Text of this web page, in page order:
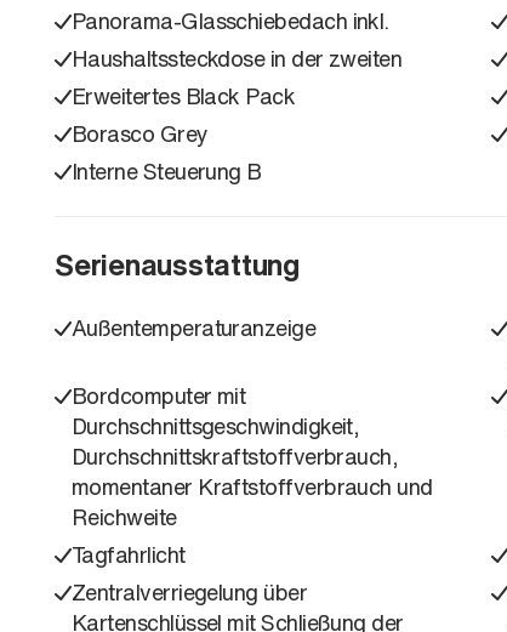
Panorama-Glasschiebedach inkl.
Haushaltssteckdose in der zweiten
Erweitertes Black Pack
Borasco Grey
Interne Steuerung B
Serienausstattung
Außentemperaturanzeige
Bordcomputer mit
Durchschnittsgeschwindigkeit,
Durchschnittskraftstoffverbrauch,
momentaner Kraftstoffverbrauch und
Reichweite
Tagfahrlicht
Zentralverriegelung über
Kartenschlüssel mit Schließung der